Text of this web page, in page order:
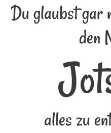
Du glaubst gar
den
alles zu